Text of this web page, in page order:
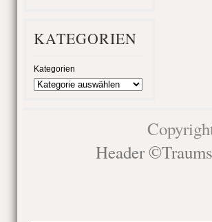
KATEGORIEN
Kategorien
Header